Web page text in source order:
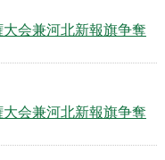
会兼河北新報旗争奪
会兼河北新報旗争奪